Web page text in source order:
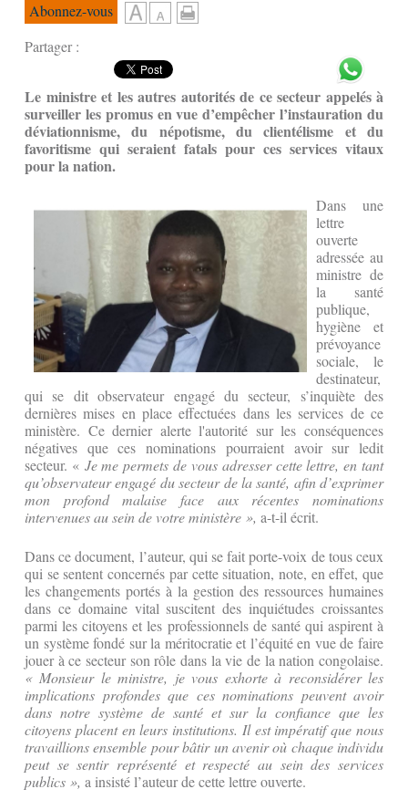
Abonnez-vous
Partager :
Le ministre et les autres autorités de ce secteur appelés à
surveiller les promus en vue d’empêcher l’instauration du
déviationnisme, du népotisme, du clientélisme et du
favoritisme qui seraient fatals pour ces services vitaux
pour la nation.
Dans une
lettre
ouverte
adressée au
ministre de
la santé
publique,
hygiène et
prévoyance
sociale, le
destinateur,
qui se dit observateur engagé du secteur, s’inquiète des
dernières mises en place effectuées dans les services de ce
ministère. Ce dernier alerte l'autorité sur les conséquences
négatives que ces nominations pourraient avoir sur ledit
secteur. «Je me permets de vous adresser cette lettre, en tant
qu’observateur engagé du secteur de la santé, afin d’exprimer
mon profond malaise face aux récentes nominations
intervenues au sein de votre ministère », a-t-il écrit.
Dans ce document, l’auteur, qui se fait porte-voix de tous ceux
qui se sentent concernés par cette situation, note, en effet, que
les changements portés à la gestion des ressources humaines
dans ce domaine vital suscitent des inquiétudes croissantes
parmi les citoyens et les professionnels de santé qui aspirent à
un système fondé sur la méritocratie et l’équité en vue de faire
jouer à ce secteur son rôle dans la vie de la nation congolaise.
« Monsieur le ministre, je vous exhorte à reconsidérer les
implications profondes que ces nominations peuvent avoir
dans notre système de santé et sur la confiance que les
citoyens placent en leurs institutions. Il est impératif que nous
travaillions ensemble pour bâtir un avenir où chaque individu
peut se sentir représenté et respecté au sein des services
publics », a insisté l’auteur de cette lettre ouverte.